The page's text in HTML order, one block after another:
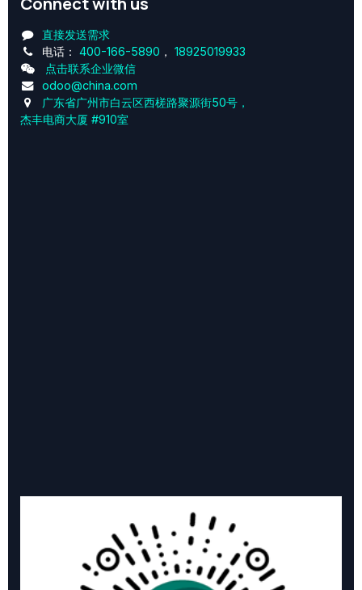
直接发送需求
电话： 400-166-5890 ， 18925019933
点击联系企业微信
odoo@china.com
广东省广州市白云区西槎路聚源街50号，
杰丰电商大厦 #910室